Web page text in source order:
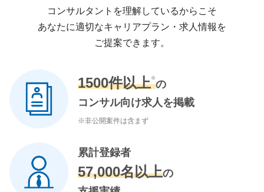
コンサルタントを理解しているからこそ
あなたに適切なキャリアプラン・求人情報を
ご提案できます。
1500件以上※
の
コンサル向け求人を掲載
※非公開案件は含まず
累計登録者
57,000名以上の